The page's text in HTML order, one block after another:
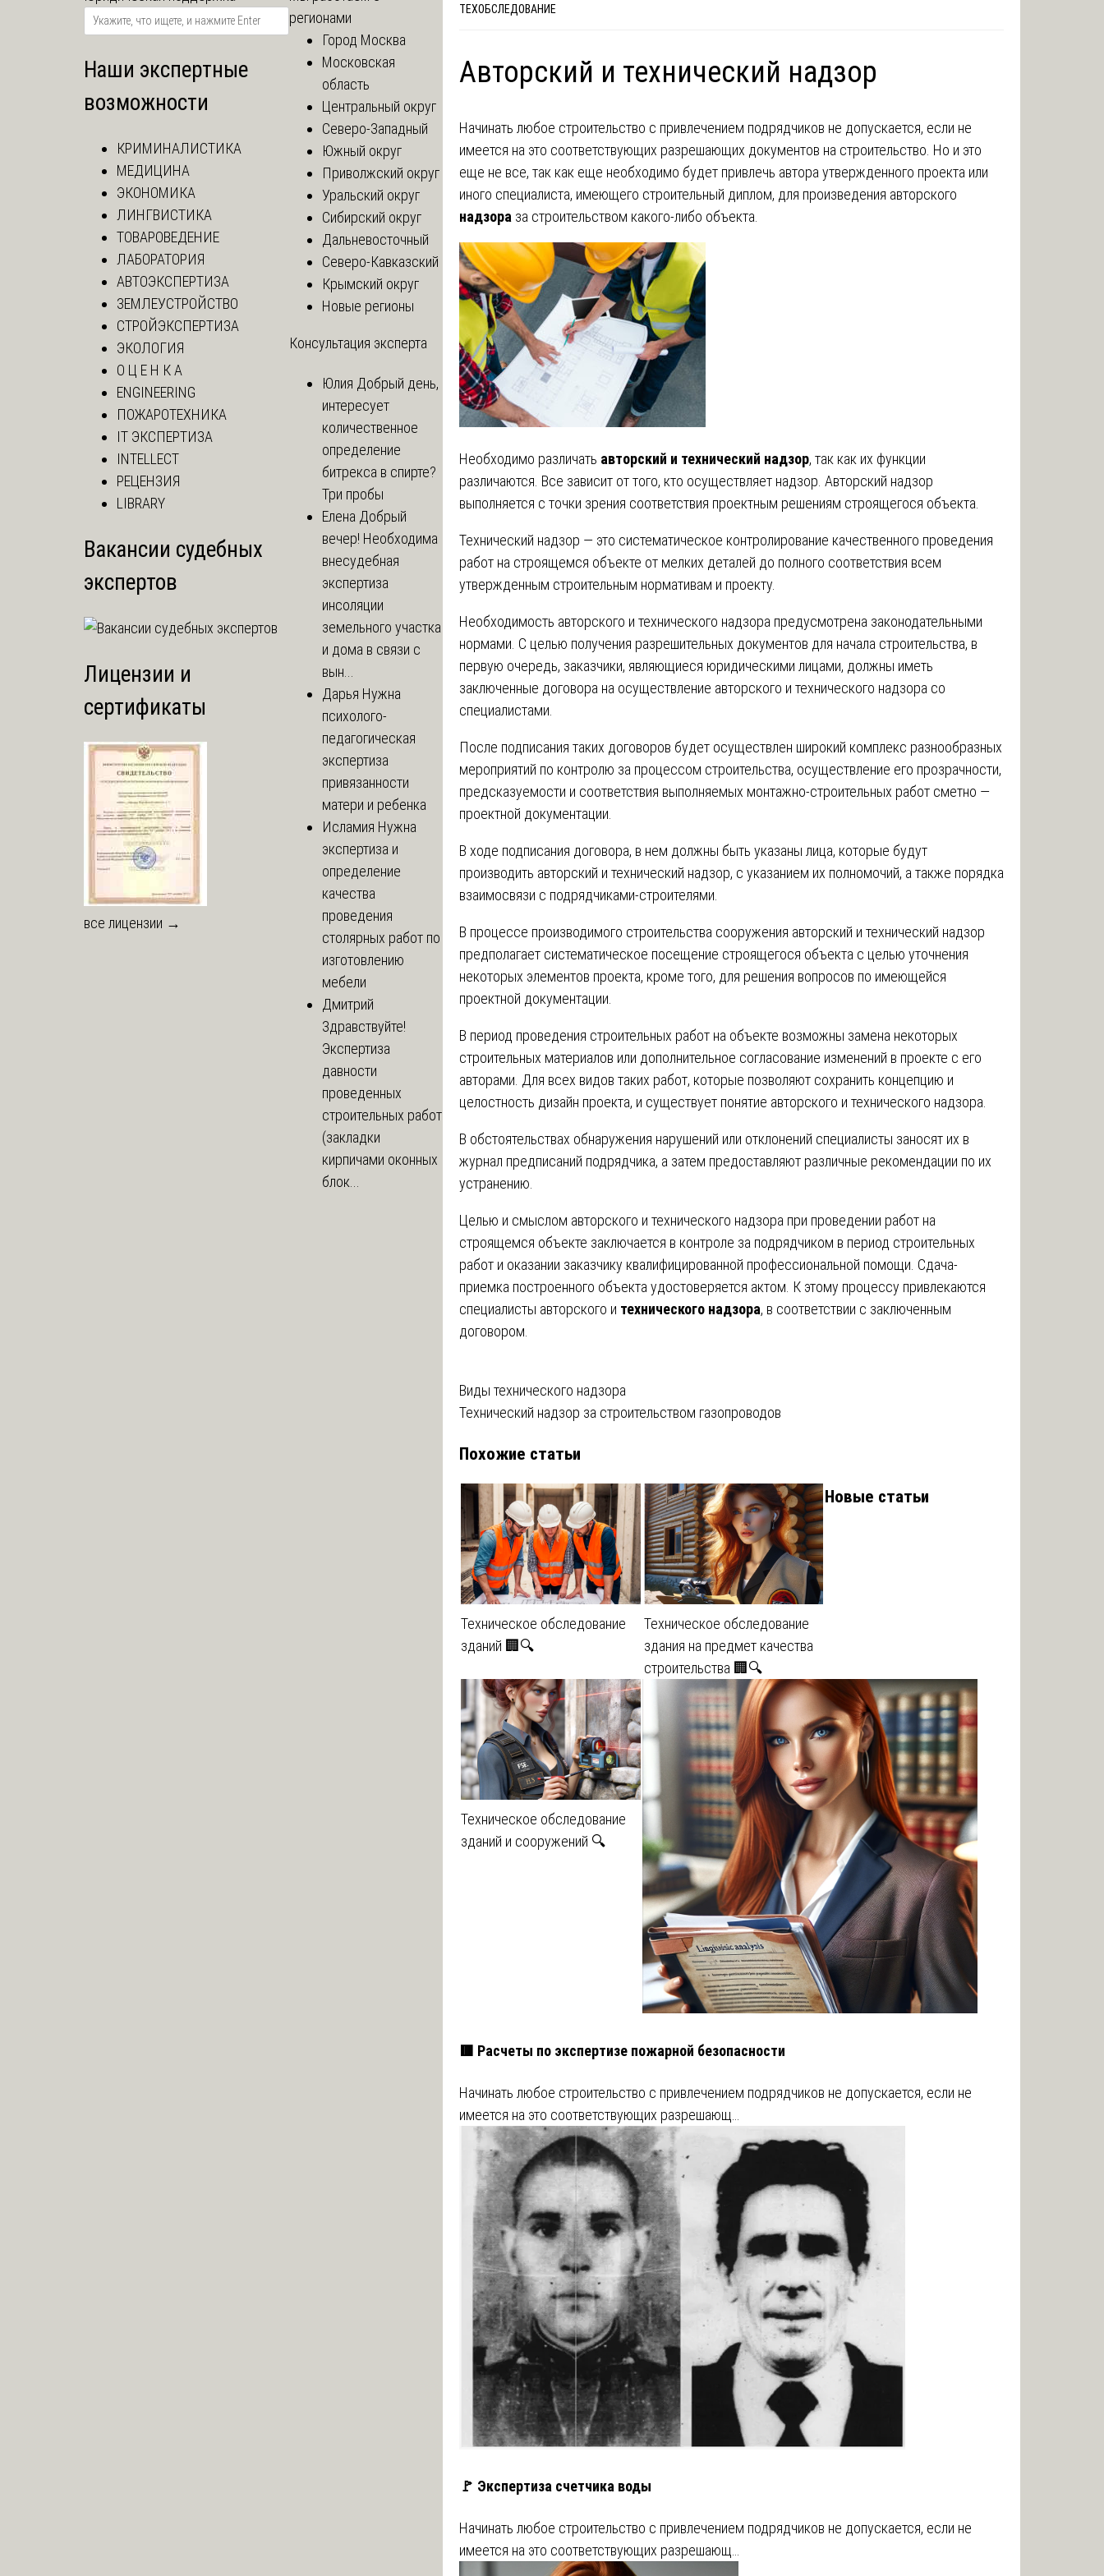
ТЕХОБСЛЕДОВАНИЕ
Авторский и технический надзор
Начинать любое строительство с привлечением подрядчиков не допускается, если не
имеется на это соответствующих разрешающих документов на строительство. Но и это
еще не все, так как еще необходимо будет привлечь автора утвержденного проекта или
иного специалиста, имеющего строительный диплом, для произведения авторского
надзора за строительством какого-либо объекта.
Необходимо различать авторский и технический надзор, так как их функции
различаются. Все зависит от того, кто осуществляет надзор. Авторский надзор
выполняется с точки зрения соответствия проектным решениям строящегося объекта.
Технический надзор — это систематическое контролирование качественного проведения
работ на строящемся объекте от мелких деталей до полного соответствия всем
утвержденным строительным нормативам и проекту.
Необходимость авторского и технического надзора предусмотрена законодательными
нормами. С целью получения разрешительных документов для начала строительства, в
первую очередь, заказчики, являющиеся юридическими лицами, должны иметь
заключенные договора на осуществление авторского и технического надзора со
специалистами.
После подписания таких договоров будет осуществлен широкий комплекс разнообразных
мероприятий по контролю за процессом строительства, осуществление его прозрачности,
предсказуемости и соответствия выполняемых монтажно-строительных работ сметно —
проектной документации.
В ходе подписания договора, в нем должны быть указаны лица, которые будут
производить авторский и технический надзор, с указанием их полномочий, а также порядка
взаимосвязи с подрядчиками-строителями.
В процессе производимого строительства сооружения авторский и технический надзор
предполагает систематическое посещение строящегося объекта с целью уточнения
некоторых элементов проекта, кроме того, для решения вопросов по имеющейся
проектной документации.
В период проведения строительных работ на объекте возможны замена некоторых
строительных материалов или дополнительное согласование изменений в проекте с его
авторами. Для всех видов таких работ, которые позволяют сохранить концепцию и
целостность дизайн проекта, и существует понятие авторского и технического надзора.
В обстоятельствах обнаружения нарушений или отклонений специалисты заносят их в
журнал предписаний подрядчика, а затем предоставляют различные рекомендации по их
устранению.
Целью и смыслом авторского и технического надзора при проведении работ на
строящемся объекте заключается в контроле за подрядчиком в период строительных
работ и оказании заказчику квалифицированной профессиональной помощи. Сдача-
приемка построенного объекта удостоверяется актом. К этому процессу привлекаются
специалисты авторского и технического надзора, в соответствии с заключенным
договором.
Навигация
записям
Виды технического надзора
Технический надзор за строительством газопроводов
Похожие статьи
Техническое обследование
зданий 🏢🔍
Техническое обследование
здания на предмет качества
строительства 🏢🔍
Техническое обследование
зданий и сооружений 🔍
Новые статьи
🟥 Расчеты по экспертизе пожарной безопасности
Начинать любое строительство с привлечением подрядчиков не допускается, если не
имеется на это соответствующих разрешающ…
🚩 Экспертиза счетчика воды
Начинать любое строительство с привлечением подрядчиков не допускается, если не
имеется на это соответствующих разрешающ…
Наши экспертные
возможности
КРИМИНАЛИСТИКА
МЕДИЦИНА
ЭКОНОМИКА
ЛИНГВИСТИКА
ТОВАРОВЕДЕНИЕ
ЛАБОРАТОРИЯ
АВТОЭКСПЕРТИЗА
ЗЕМЛЕУСТРОЙСТВО
СТРОЙЭКСПЕРТИЗА
ЭКОЛОГИЯ
О Ц Е Н К А
ENGINEERING
ПОЖАРОТЕХНИКА
IT ЭКСПЕРТИЗА
INTELLECT
РЕЦЕНЗИЯ
LIBRARY
Вакансии судебных
экспертов
Лицензии и
сертификаты
все лицензии →
регионами
Город Москва
Московская
область
Центральный округ
Северо-Западный
Южный округ
Приволжский округ
Уральский округ
Сибирский округ
Дальневосточный
Северо-Кавказский
Крымский округ
Новые регионы
Консультация эксперта
Юлия Добрый день,
интересует
количественное
определение
битрекса в спирте?
Три пробы
Елена Добрый
вечер! Необходима
внесудебная
экспертиза
инсоляции
земельного участка
и дома в связи с
вын...
Дарья Нужна
психолого-
педагогическая
экспертиза
привязанности
матери и ребенка
Исламия Нужна
экспертиза и
определение
качества
проведения
столярных работ по
изготовлению
мебели
Дмитрий
Здравствуйте!
Экспертиза
давности
проведенных
строительных работ
(закладки
кирпичами оконных
блок...